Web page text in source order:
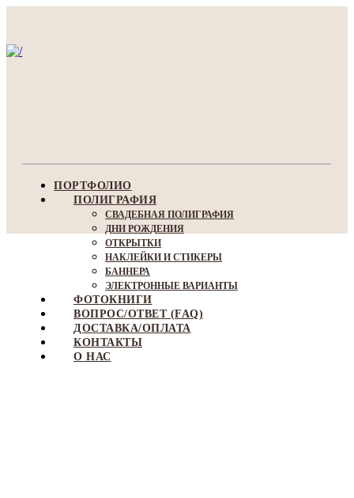
ПОРТФОЛИО
ПОЛИГРАФИЯ
СВАДЕБНАЯ ПОЛИГРАФИЯ
ДНИ РОЖДЕНИЯ
ОТКРЫТКИ
НАКЛЕЙКИ И СТИКЕРЫ
БАННЕРА
ЭЛЕКТРОННЫЕ ВАРИАНТЫ
ФОТОКНИГИ
ВОПРОС/ОТВЕТ (FAQ)
ДОСТАВКА/ОПЛАТА
КОНТАКТЫ
О НАС